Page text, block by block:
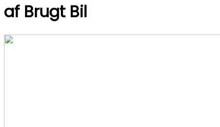
af Brugt Bil